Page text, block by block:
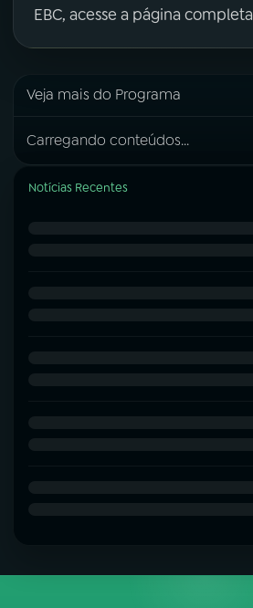
EBC, acesse a página completa
Veja mais do Programa
Carregando conteúdos...
Notícias Recentes